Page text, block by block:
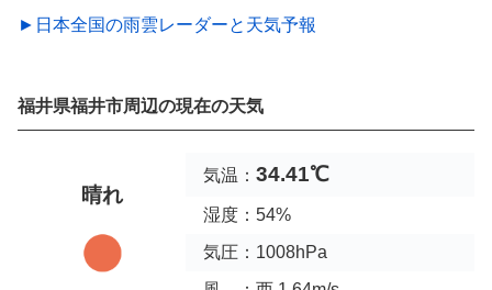
►日本全国の雨雲レーダーと天気予報
福井県福井市周辺の現在の天気
晴れ
気温： 34.41℃
湿度：54%
気圧：1008hPa